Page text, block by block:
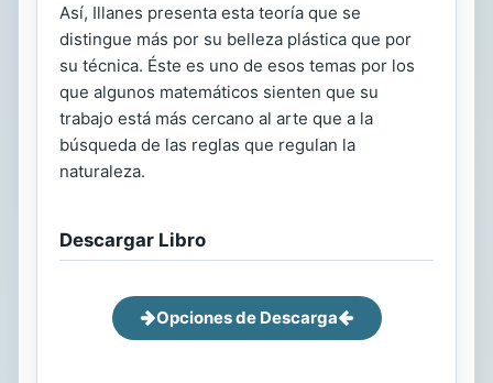
Así, Illanes presenta esta teoría que se
distingue más por su belleza plástica que por
su técnica. Éste es uno de esos temas por los
que algunos matemáticos sienten que su
trabajo está más cercano al arte que a la
búsqueda de las reglas que regulan la
naturaleza.
Descargar Libro
Opciones de Descarga